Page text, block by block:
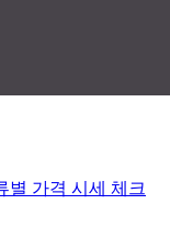
별 가격 시세 체크